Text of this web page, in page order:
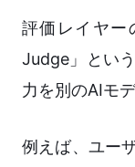
評価レイヤー
Judge」とい
力を別のAIモ
例えば、ユー